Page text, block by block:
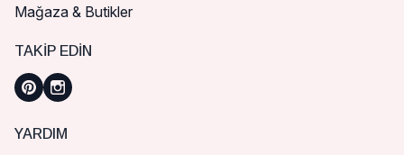
Mağaza & Butikler
TAKIP EDIN
YARDIM